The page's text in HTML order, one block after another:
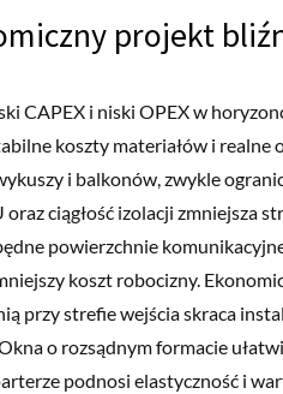
projekt
CAPEX i niski OPEX w
koszty materiałów i realne
i balkonów, zwykle
ciągłość izolacji zmniejsza
powierzchnie
koszt robocizny.
przy strefie wejścia skraca
o rozsądnym formacie
podnosi elastyczność i